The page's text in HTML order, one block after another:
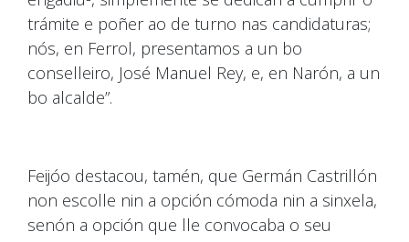
trámite e poñer ao de turno nas candidaturas;
nós, en Ferrol, presentamos a un bo
conselleiro, José Manuel Rey, e, en Narón, a un
bo alcalde”.
Feijóo destacou, tamén, que Germán Castrillón
non escolle nin a opción cómoda nin a sinxela,
senón a opción que lle convocaba o seu